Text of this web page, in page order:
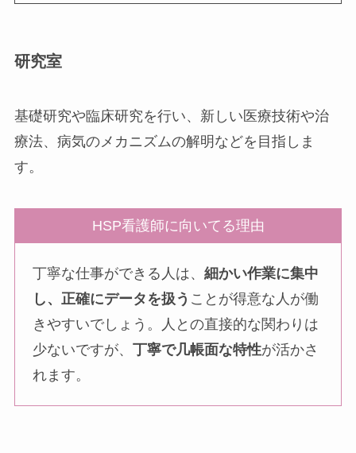
研究室
基礎研究や臨床研究を行い、新しい医療技術や治
療法、病気のメカニズムの解明などを目指しま
す。
HSP看護師に向いてる理由
丁寧な仕事ができる人は、細かい作業に集中
し、正確にデータを扱う ことが得意な人が働
きやすいでしょう。人との直接的な関わりは
少ないですが、丁寧で几帳面な特性が活かさ
れます。